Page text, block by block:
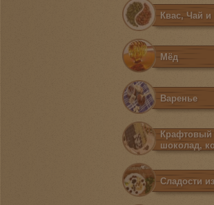
Квас, Чай
Мёд
Варенье
Крафтовый
шоколад,
Сладости